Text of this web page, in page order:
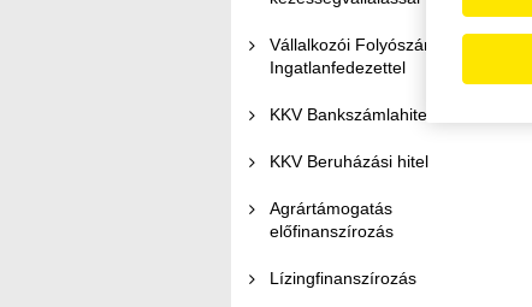
Vállalkozói Folyószámlahitel
Ingatlanfedezettel
KKV Bankszámlahitel
KKV Beruházási hitel
Agrártámogatás
előfinanszírozás
Lízingfinanszírozás